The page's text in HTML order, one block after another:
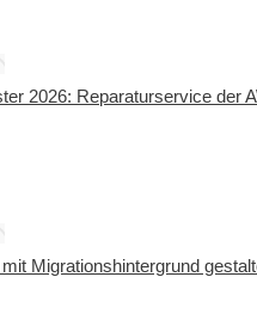
2026: Reparaturservice der
Migrationshintergrund